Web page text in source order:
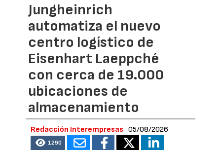
Jungheinrich
automatiza el nuevo
centro logístico de
Eisenhart Laeppché
con cerca de 19.000
ubicaciones de
almacenamiento
Redacción Interempresas 05/08/2026
1290